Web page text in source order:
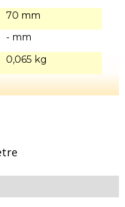
70 mm
- mm
0,065 kg